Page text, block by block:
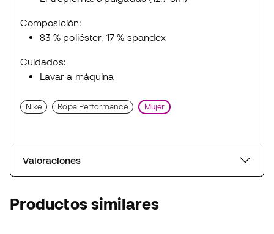
Composición:
83 % poliéster, 17 % spandex
Cuidados:
Lavar a máquina
Nike Ropa Performance Mujer
Valoraciones
Productos similares